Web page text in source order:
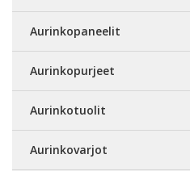
Aurinkopaneelit
Aurinkopurjeet
Aurinkotuolit
Aurinkovarjot